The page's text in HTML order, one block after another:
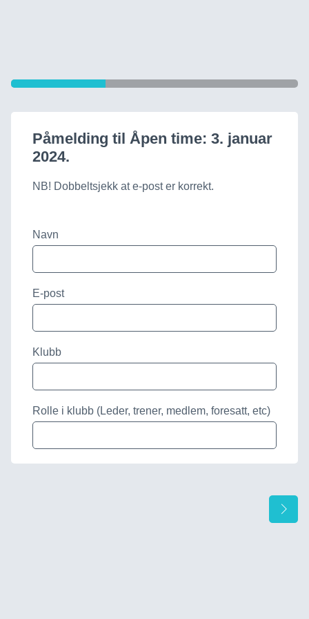
Påmelding til Åpen time: 3. januar
2024.
NB! Dobbeltsjekk at e-post er korrekt.
Navn
E-post
Klubb
Rolle i klubb (Leder, trener, medlem, foresatt, etc)